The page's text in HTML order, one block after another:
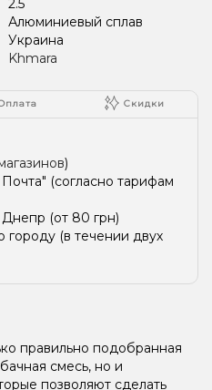
2.5
Алюминиевый сплав
Украина
Khmara
Скидки
)
(согласно тарифам
(от 80 грн)
городу (в течении двух
правильно подобранная
смесь, но и
позволяют сделать